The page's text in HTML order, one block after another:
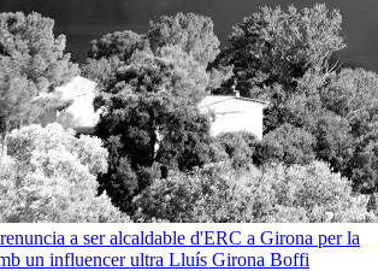
a ser alcaldable d'ERC a Girona per la
un influencer ultra Lluís Girona Boffi